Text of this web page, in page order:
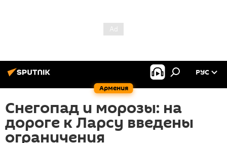
Армения
РУС
Снегопад и морозы: на
дороге к Ларсу введены
ограничения